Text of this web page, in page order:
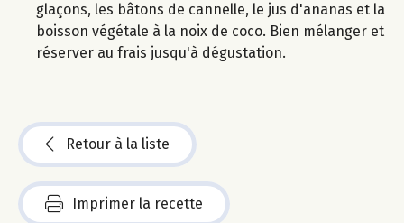
glaçons, les bâtons de cannelle, le jus d'ananas et la
boisson végétale à la noix de coco. Bien mélanger et
réserver au frais jusqu'à dégustation.
Retour à la liste
Imprimer la recette